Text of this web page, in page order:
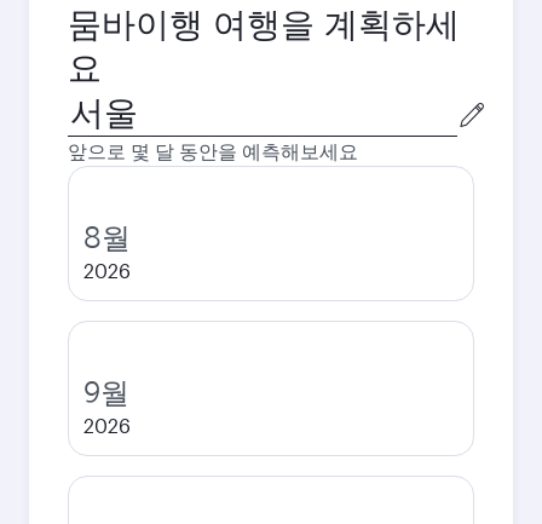
뭄바이행 여행을 계획하세
요
출
발
도
시
앞으로 몇 달 동안을 예측해보세요
8월
2026
9월
2026